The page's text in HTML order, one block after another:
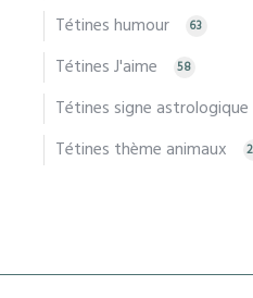
Tétines humour 63
Tétines J'aime 58
Tétines signe astrologique
Tétines thème animaux